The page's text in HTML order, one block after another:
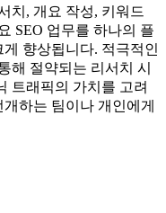
치, 개요 작성, 키워드
SEO 업무를 하나의 플
향상됩니다. 적극적인
해 절약되는 리서치 시
트래픽의 가치를 고려
하는 팀이나 개인에게